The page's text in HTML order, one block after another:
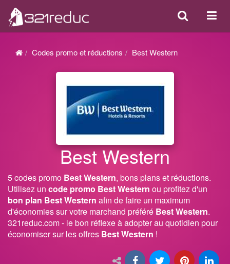
ou
Search
Codes promo et réductions Best Western
Best Western
5 codes promo Best Western, bons plans et réductions.
Utilisez un code promo Best Western ou profitez d'un
bon plan Best Western afin de faire un maximum
d'économies sur votre marchand préféré Best Western.
321reduc.com - le bon réflexe à adopter au quotidien pour
économiser sur les offres Best Western !